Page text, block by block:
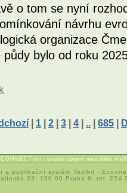
o tom se nyní
návrhu
organizace
půdy bylo od roku
| 1 | 2 | 3 | 4 | .. | 685 |
- snadné spojení mezi lidmi,
a publikační systém Toolkit -
23; 160 00 Praha 6; tel: 224